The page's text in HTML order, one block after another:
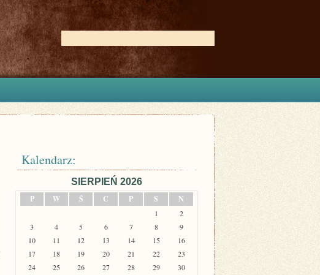
Kalendarz:
SIERPIEŃ 2026
P
W Ś C P S N
1
2
3
4 5 6 7 8
9
10
11 12 13 14 15
16
17
18 19 20 21 22
23
24
25 26 27 28 29
30